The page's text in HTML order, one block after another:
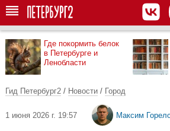
Где покормить белок
в Петербурге и
Ленобласти
Гид Петербург2 / Новости / Город
1 июня 2026 г. 19:57 Максим